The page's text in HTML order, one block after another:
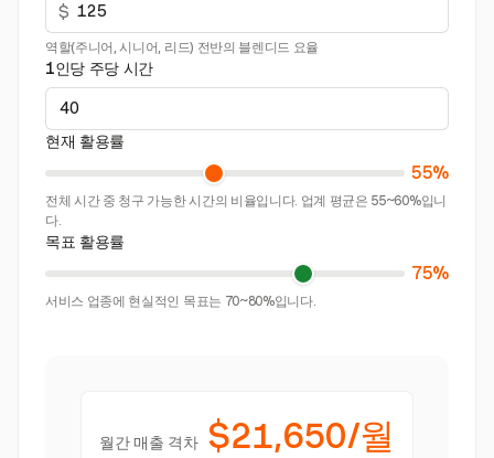
$
역할(주니어, 시니어, 리드) 전반의 블렌디드 요율
1인당 주당 시간
현재 활용률
55%
전체 시간 중 청구 가능한 시간의 비율입니다. 업계 평균은 55~60%입니
다.
목표 활용률
75%
서비스 업종에 현실적인 목표는 70~80%입니다.
월간 매출 격차 $21,650/월